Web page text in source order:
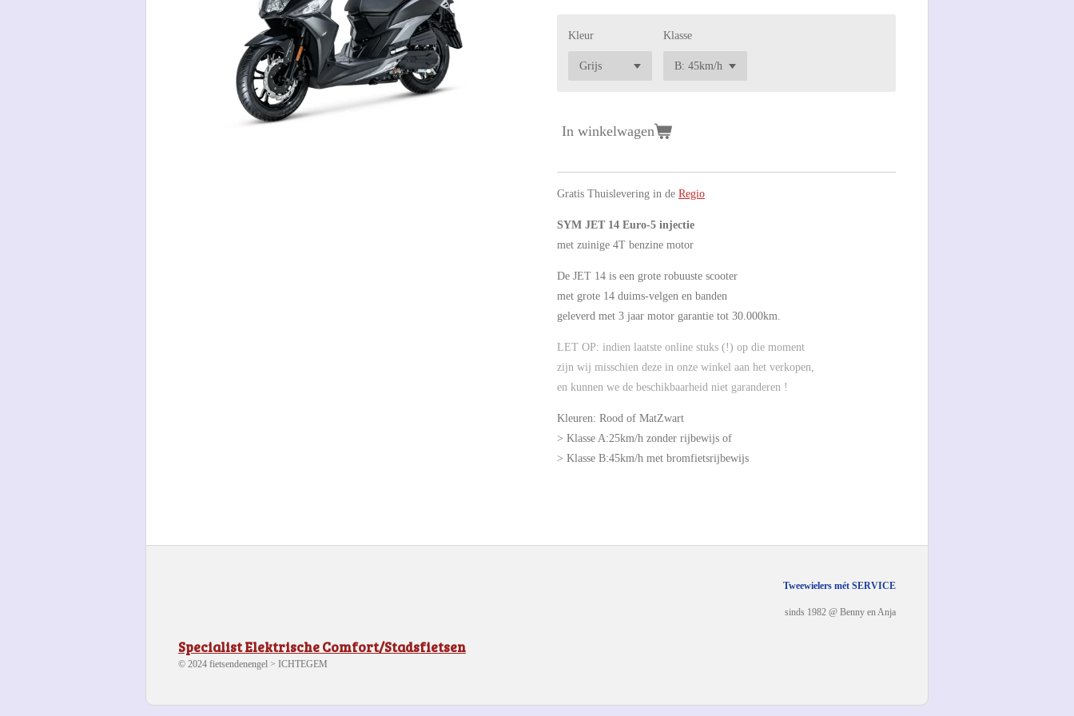
Kleur Klasse
In winkelwagen
Gratis Thuislevering in de Regio
SYM JET 14 Euro-5 injectie
met zuinige 4T benzine motor
De JET 14 is een grote robuuste scooter
met grote 14 duims-velgen en banden
geleverd met 3 jaar motor garantie tot 30.000km.
LET OP: indien laatste online stuks (!) op die moment
zijn wij misschien deze in onze winkel aan het verkopen,
en kunnen we de beschikbaarheid niet garanderen !
Kleuren: Rood of MatZwart
> Klasse A:25km/h zonder rijbewijs of
> Klasse B:45km/h met bromfietsrijbewijs
Tweewielers mét SERVICE
sinds 1982 @ Benny en Anja
Specialist Elektrische Comfort/Stadsfietsen
© 2024 fietsendenengel > ICHTEGEM